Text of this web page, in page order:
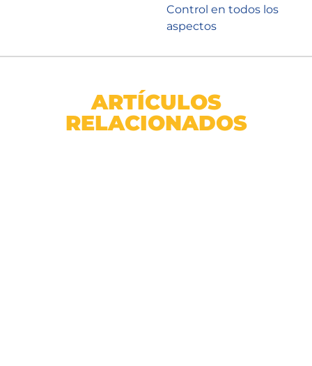
Control en todos los
aspectos
ARTÍCULOS
RELACIONADOS